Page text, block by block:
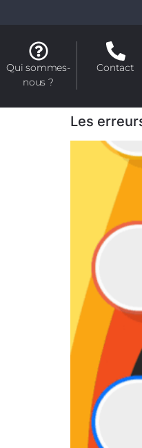
Qui sommes-
nous ?
Contact
Les